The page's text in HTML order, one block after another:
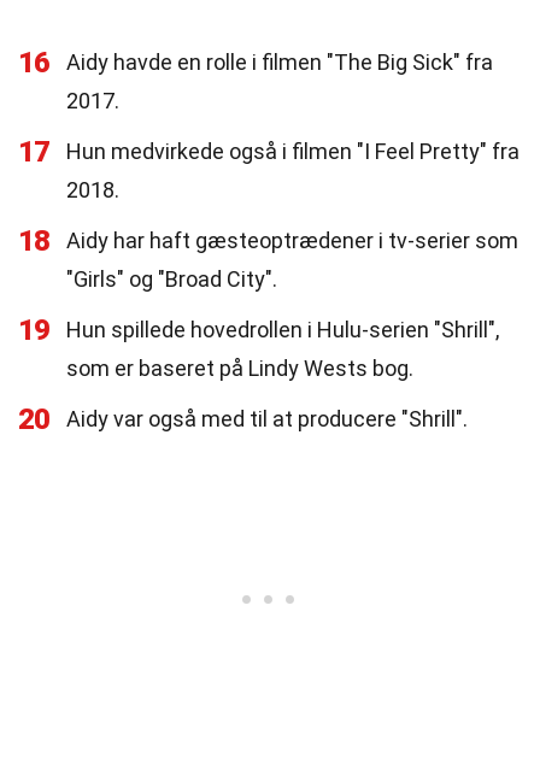
16
Aidy havde en rolle i filmen "The Big Sick" fra
2017.
17
Hun medvirkede også i filmen "I Feel Pretty" fra
2018.
18
Aidy har haft gæsteoptrædener i tv-serier som
"Girls" og "Broad City".
19
Hun spillede hovedrollen i Hulu-serien "Shrill",
som er baseret på Lindy Wests bog.
20 Aidy var også med til at producere "Shrill".